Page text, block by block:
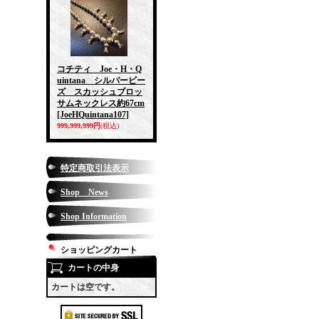
コチティ Joe・H・Q
uintana シルバービー
ズ スカッシュブロッ
サムネックレス約67cm
[JoeHQuintana107]
999,999,999円(税込)
特定商取引法表示
Shop News
Shop Information
ショッピングカート
カートの中身
カートは空です。